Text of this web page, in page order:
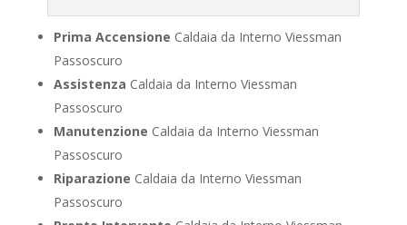
Prima Accensione Caldaia da Interno Viessman
Passoscuro
Assistenza Caldaia da Interno Viessman
Passoscuro
Manutenzione Caldaia da Interno Viessman
Passoscuro
Riparazione Caldaia da Interno Viessman
Passoscuro